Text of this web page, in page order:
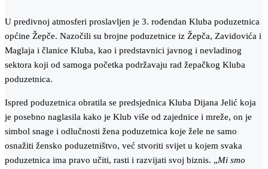
U predivnoj atmosferi proslavljen je 3. rođendan Kluba poduzetnica
općine Žepče. Nazočili su brojne poduzetnice iz Žepča, Zavidovića i
Maglaja i članice Kluba, kao i predstavnici javnog i nevladinog
sektora koji od samoga početka podržavaju rad žepačkog Kluba
poduzetnica.
Ispred poduzetnica obratila se predsjednica Kluba Dijana Jelić koja
je posebno naglasila kako je Klub više od zajednice i mreže, on je
simbol snage i odlučnosti žena poduzetnica koje žele ne samo
osnažiti žensko poduzetništvo, već stvoriti svijet u kojem svaka
poduzetnica ima pravo učiti, rasti i razvijati svoj biznis. „Mi smo